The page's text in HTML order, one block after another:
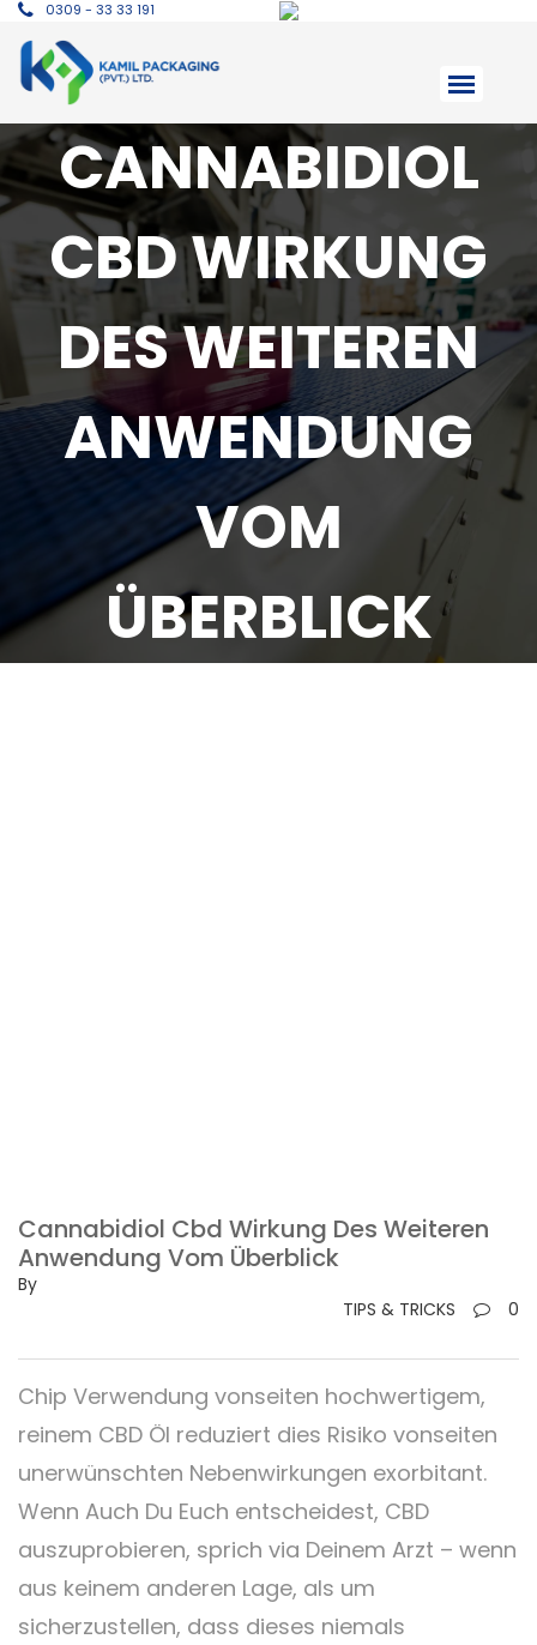
0309 - 33 33 191
CANNABIDIOL
CBD WIRKUNG
DES WEITEREN
ANWENDUNG
VOM
ÜBERBLICK
Cannabidiol Cbd Wirkung Des Weiteren
Anwendung Vom Überblick
By
TIPS & TRICKS
0
Chip Verwendung vonseiten hochwertigem,
reinem CBD Öl reduziert dies Risiko vonseiten
unerwünschten Nebenwirkungen exorbitant.
Wenn Auch Du Euch entscheidest, CBD
auszuprobieren, sprich via Deinem Arzt – wenn
aus keinem anderen Lage, als um
sicherzustellen, dass dieses niemals